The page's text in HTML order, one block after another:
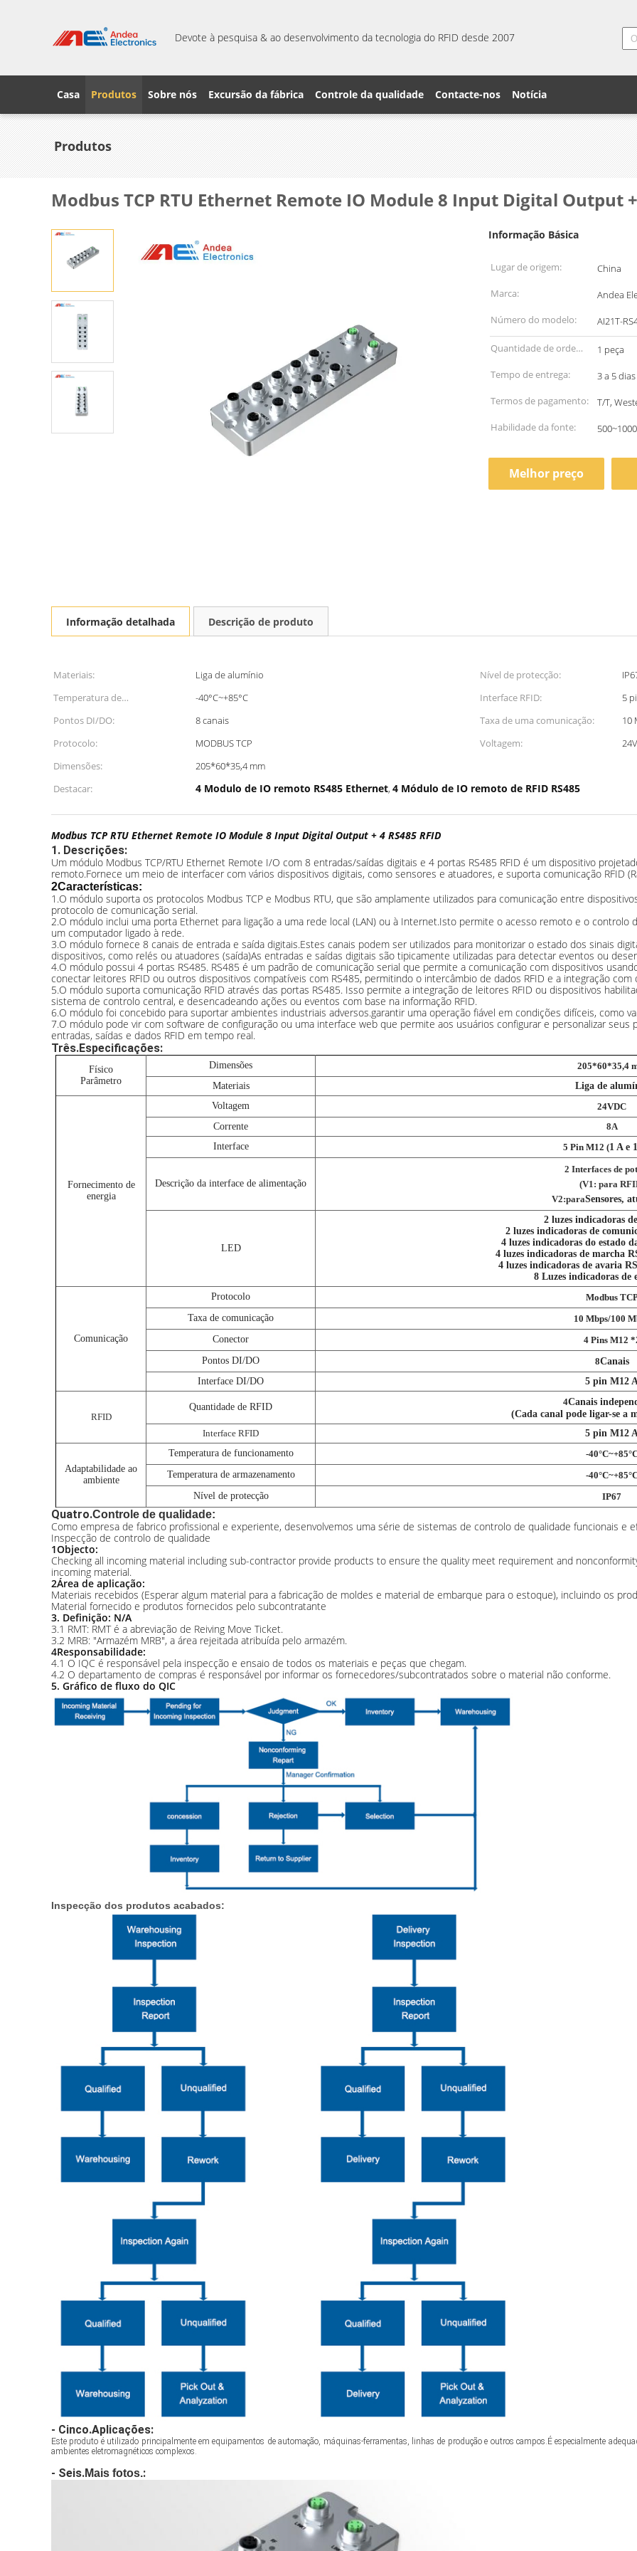
Devote à pesquisa & ao desenvolvimento da tecnologia do RFID desde 2007
Casa Produtos Sobre nós Excursão da fábrica Controle da qualidade Contacte-nos Notícia
Produtos
Modbus TCP RTU Ethernet Remote IO Module 8 Input Digital Output +
Informação Básica
Lugar de origem:
China
Marca:
Andea
Número do modelo:
AI21T-
Quantidade de ordem
mínima:
1 peça
Tempo de entrega:
3 a 5
Termos de pagamento:
T/T,
Habilidade da fonte:
Melhor preço
Informação detalhada Descrição de produto
Materiais: Liga de alumínio Nível de protecção:
Temperatura de
funcionamento:
-40°C~+85°C Interface RFID:
5
Pontos DI/DO:
8 canais Taxa de uma comunicação:
10
Protocolo:
MODBUS TCP Voltagem:
Dimensões:
205*60*35,4 mm
Destacar:
4 Modulo de IO remoto RS485 Ethernet, 4 Módulo de IO remoto de RFID RS485
Modbus TCP RTU Ethernet Remote IO Module 8 Input Digital Output + 4 RS485 RFID
1. Descrições:
Um módulo Modbus TCP/RTU Ethernet Remote I/O com 8 entradas/saídas digitais e 4 portas RS485 RFID é um dispositivo
remoto.Fornece um meio de interfacer com vários dispositivos digitais, como sensores e atuadores, e suporta comunicação RFID
2Características:
1.O módulo suporta os protocolos Modbus TCP e Modbus RTU, que são amplamente utilizados para comunicação entre
protocolo de comunicação serial.
2.O módulo inclui uma porta Ethernet para ligação a uma rede local (LAN) ou à Internet.Isto permite o acesso remoto e o
um computador ligado à rede.
3.O módulo fornece 8 canais de entrada e saída digitais.Estes canais podem ser utilizados para monitorizar o estado dos sinais
dispositivos, como relés ou atuadores (saída)As entradas e saídas digitais são tipicamente utilizadas para detectar eventos ou
4.O módulo possui 4 portas RS485. RS485 é um padrão de comunicação serial que permite a comunicação com dispositivos
conectar leitores RFID ou outros dispositivos compatíveis com RS485, permitindo o intercâmbio de dados RFID e a integração
5.O módulo suporta comunicação RFID através das portas RS485. Isso permite a integração de leitores RFID ou dispositivos
sistema de controlo central, e desencadeando ações ou eventos com base na informação RFID.
6.O módulo foi concebido para suportar ambientes industriais adversos.garantir uma operação fiável em condições difíceis, como
7.O módulo pode vir com software de configuração ou uma interface web que permite aos usuários configurar e personalizar
entradas, saídas e dados RFID em tempo real.
Três.Especificações:
Físico
Parâmetro
Dimensões
205*60*35,4
Materiais
Liga de
Fornecimento de
energia
Voltagem
24VDC
Corrente
8A
Interface
5 Pin M12 (1 A e
Descrição da interface de alimentação
2 Interfaces de
(V1: para
V2:paraSensores,
LED
2 luzes indicadoras
2 luzes indicadoras de
4 luzes indicadoras do estado
4 luzes indicadoras de marcha
4 luzes indicadoras de avaria
8 Luzes indicadoras de
Comunicação
Protocolo
Modbus
Taxa de comunicação
10 Mbps/100
Conector
4 Pins M12
Pontos DI/DO
8Canais
Interface DI/DO
5 pin M12
RFID
Quantidade de RFID 4Canais
(Cada canal pode ligar-se a
Interface RFID
5 pin M12
Adaptabilidade ao
ambiente
Temperatura de funcionamento
-
Temperatura de armazenamento
-
Nível de protecção
IP67
Quatro.Controle de qualidade:
Como empresa de fabrico profissional e experiente, desenvolvemos uma série de sistemas de controlo de qualidade funcionais e
Inspecção de controlo de qualidade
1Objecto:
Checking all incoming material including sub-contractor provide products to ensure the quality meet requirement and
incoming material.
2Área de aplicação:
Materiais recebidos (Esperar algum material para a fabricação de moldes e material de embarque para o estoque), incluindo os
Material fornecido e produtos fornecidos pelo subcontratante
3. Definição: N/A
3.1 RMT: RMT é a abreviação de Reiving Move Ticket.
3.2 MRB: "Armazém MRB", a área rejeitada atribuída pelo armazém.
4Responsabilidade:
4.1 O IQC é responsável pela inspecção e ensaio de todos os materiais e peças que chegam.
4.2 O departamento de compras é responsável por informar os fornecedores/subcontratados sobre o material não conforme.
5. Gráfico de fluxo do QIC
Inspecção dos produtos acabados:
- Cinco.Aplicações:
Este produto é utilizado principalmente em equipamentos de automação, máquinas-ferramentas, linhas de produção e outros campos.É especialmente
ambientes eletromagnéticos complexos.
- Seis.Mais fotos.: